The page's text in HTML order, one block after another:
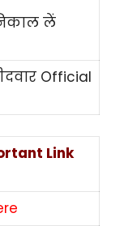
लें
Official
Link